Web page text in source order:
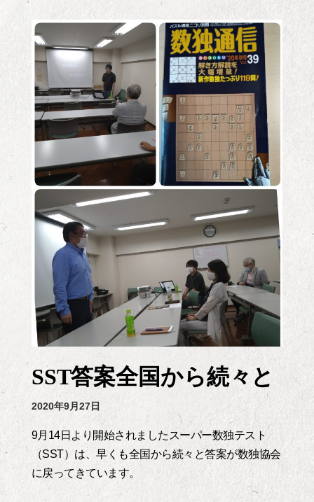
SST答案全国から続々と
2020年9月27日
9月14日より開始されましたスーパー数独テスト
（SST）は、早くも全国から続々と答案が数独協会
に戻ってきています。